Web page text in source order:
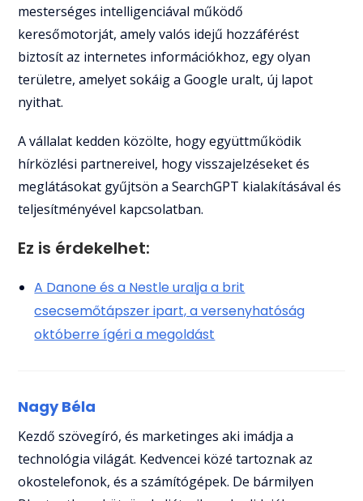
mesterséges intelligenciával működő
keresőmotorját, amely valós idejű hozzáférést
biztosít az internetes információkhoz, egy olyan
területre, amelyet sokáig a Google uralt, új lapot
nyithat.
A vállalat kedden közölte, hogy együttműködik
hírközlési partnereivel, hogy visszajelzéseket és
meglátásokat gyűjtsön a SearchGPT kialakításával és
teljesítményével kapcsolatban.
Ez is érdekelhet:
A Danone és a Nestle uralja a brit
csecsemőtápszer ipart, a versenyhatóság
októberre ígéri a megoldást
Nagy Béla
Kezdő szövegíró, és marketinges aki imádja a
technológia világát. Kedvencei közé tartoznak az
okostelefonok, és a számítógépek. De bármilyen